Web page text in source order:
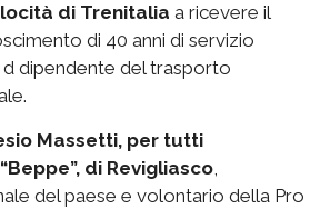
di Trenitalia a ricevere il
di 40 anni di servizio
dipendente del trasporto
Massetti, per tutti
di Revigliasco,
del paese e volontario della Pro